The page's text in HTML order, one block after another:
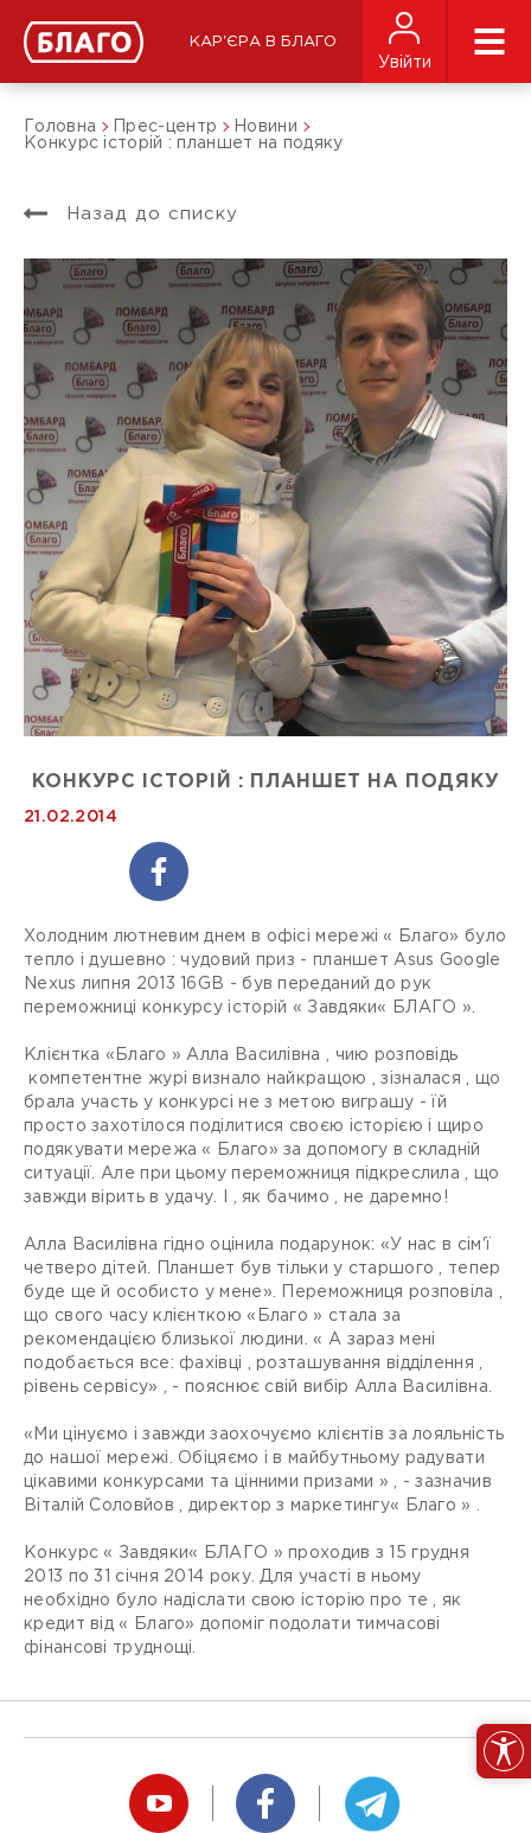
КАР'ЄРА В БЛАГО
Увійти
Головна Прес-центр
Новини
Конкурс історій : планшет на подяку
Назад до списку
КОНКУРС ІСТОРІЙ : ПЛАНШЕТ НА ПОДЯКУ
21.02.2014
Холодним лютневим днем в офісі мережі « Благо» було
тепло і душевно : чудовий приз - планшет Asus Google
Nexus липня 2013 16GB - був переданий до рук
переможниці конкурсу історій « Завдяки« БЛАГО ».
Клієнтка «Благо » Алла Василівна , чию розповідь
компетентне журі визнало найкращою , зізналася , що
брала участь у конкурсі не з метою виграшу - їй
просто захотілося поділитися своєю історією і щиро
подякувати мережа « Благо» за допомогу в складній
ситуації. Але при цьому переможниця підкреслила , що
завжди вірить в удачу. І , як бачимо , не даремно!
Алла Василівна гідно оцінила подарунок: «У нас в сім'ї
четверо дітей. Планшет був тільки у старшого , тепер
буде ще й особисто у мене». Переможниця розповіла ,
що свого часу клієнткою «Благо » стала за
рекомендацією близької людини. « А зараз мені
подобається все: фахівці , розташування відділення ,
рівень сервісу» , - пояснює свій вибір Алла Василівна.
«Ми цінуємо і завжди заохочуємо клієнтів за лояльність
до нашої мережі. Обіцяємо і в майбутньому радувати
цікавими конкурсами та цінними призами » , - зазначив
Віталій Соловйов , директор з маркетингу« Благо » .
Конкурс « Завдяки« БЛАГО » проходив з 15 грудня
2013 по 31 січня 2014 року. Для участі в ньому
необхідно було надіслати свою історію про те , як
кредит від « Благо» допоміг подолати тимчасові
фінансові труднощі.